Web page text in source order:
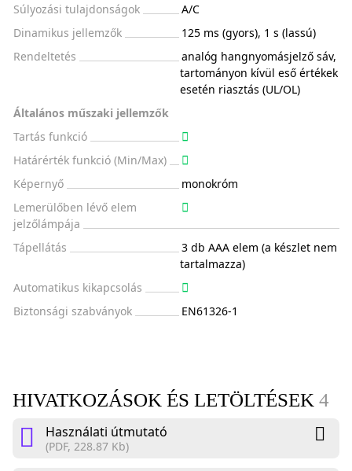
Súlyozási tulajdonságok
A/C
Dinamikus jellemzők
125 ms (gyors), 1 s (lassú)
Rendeltetés
analóg hangnyomásjelző sáv,
tartományon kívül eső értékek
esetén riasztás (UL/OL)
Általános műszaki jellemzők
Tartás funkció
Határérték funkció (Min/Max)
Képernyő
monokróm
Lemerülőben lévő elem
jelzőlámpája
Tápellátás
3 db AAA elem (a készlet nem
tartalmazza)
Automatikus kikapcsolás
Biztonsági szabványok
EN61326-1
HIVATKOZÁSOK ÉS LETÖLTÉSEK 4
Használati útmutató
(PDF, 228.87 Kb)